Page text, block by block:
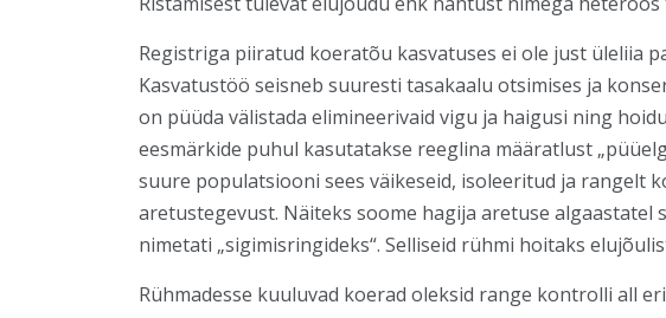
Registriga piiratud koeratõu kasvatuses ei ole just üleliia
Kasvatustöö seisneb suuresti tasakaalu otsimises ja
on püüda välistada elimineerivaid vigu ja haigusi ning
eesmärkide puhul kasutatakse reeglina määratlust
suure populatsiooni sees väikeseid, isoleeritud ja rangelt
aretustegevust. Näiteks soome hagija aretuse algaastatel
nimetati „sigimisringideks“. Selliseid rühmi hoitaks
Rühmadesse kuuluvad koerad oleksid range kontrolli all